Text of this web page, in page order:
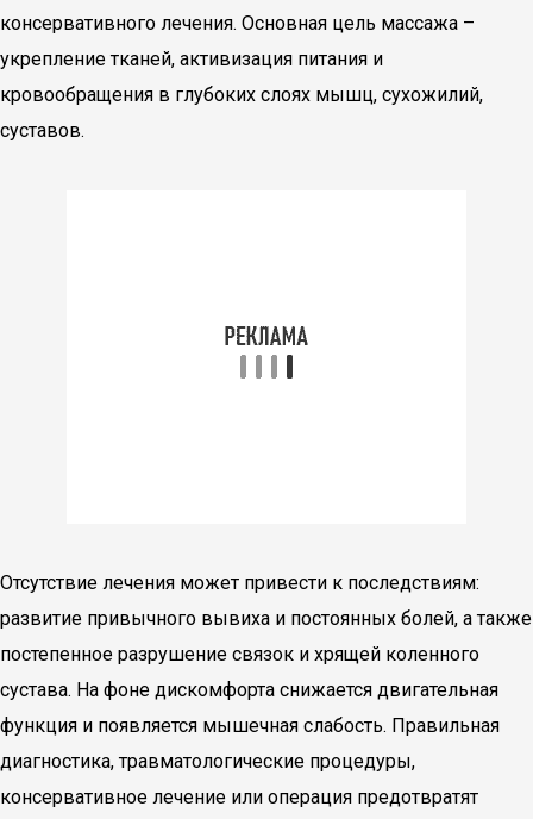
консервативного лечения. Основная цель массажа –
укрепление тканей, активизация питания и
кровообращения в глубоких слоях мышц, сухожилий,
суставов.
Отсутствие лечения может привести к последствиям:
развитие привычного вывиха и постоянных болей, а также
постепенное разрушение связок и хрящей коленного
сустава. На фоне дискомфорта снижается двигательная
функция и появляется мышечная слабость. Правильная
диагностика, травматологические процедуры,
консервативное лечение или операция предотвратят